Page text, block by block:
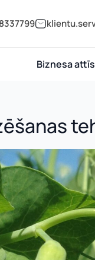
Biznesa